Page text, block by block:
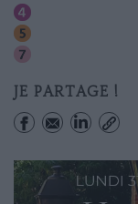
JE PARTAGE !